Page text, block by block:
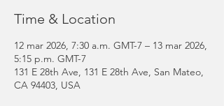
Time & Location
12 mar 2026, 7:30 a.m. GMT-7 – 13 mar 2026,
5:15 p.m. GMT-7
131 E 28th Ave, 131 E 28th Ave, San Mateo,
CA 94403, USA